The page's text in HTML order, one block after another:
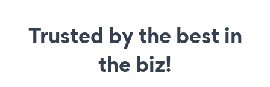
Trusted by the best in
the biz!